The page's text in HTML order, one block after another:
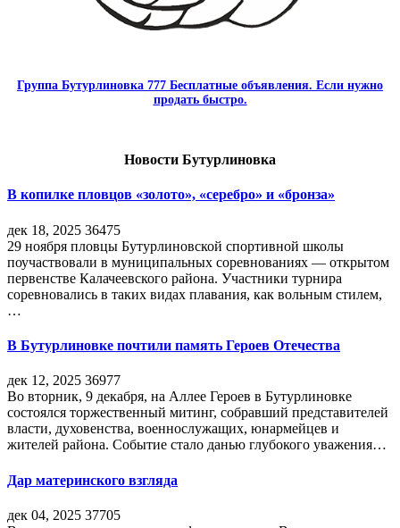
Группа Бутурлиновка 777 Бесплатные объявления. Если нужно
продать быстро.
Новости Бутурлиновка
В копилке пловцов «золото», «серебро» и «бронза»
дек 18, 2025 36475
29 ноября пловцы Бутурлиновской спортивной школы
поучаствовали в муниципальных соревнованиях — открытом
первенстве Калачеевского района. Участники турнира
соревновались в таких видах плавания, как вольным стилем,
…
В Бутурлиновке почтили память Героев Отечества
дек 12, 2025 36977
Во вторник, 9 декабря, на Аллее Героев в Бутурлиновке
состоялся торжественный митинг, собравший представителей
власти, духовенства, военнослужащих, юнармейцев и
жителей района. Событие стало данью глубокого уважения…
Дар материнского взгляда
дек 04, 2025 37705